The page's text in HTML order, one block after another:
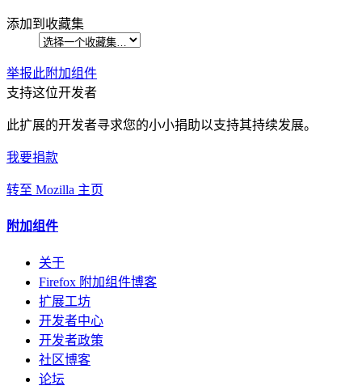
添加到收藏集
举报此附加组件
支持这位开发者
此扩展的开发者寻求您的小小捐助以支持其持续发展。
我要捐款
转至 Mozilla 主页
附加组件
关于
Firefox 附加组件博客
扩展工坊
开发者中心
开发者政策
社区博客
论坛